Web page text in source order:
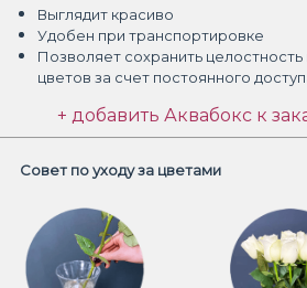
Выглядит красиво
Удобен при транспортировке
Позволяет сохранить
цветов за счет постоянного
+ добавить Аквабокс к
Совет по уходу за цветами